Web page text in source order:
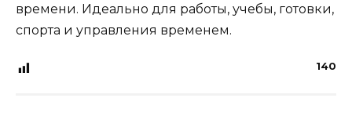
времени. Идеально для работы, учебы, готовки,
спорта и управления временем.
140